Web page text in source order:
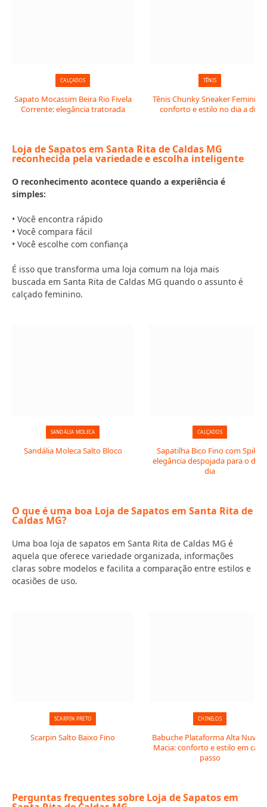
CALÇADOS
Sapato Mocassim Beira Rio Fivela
Corrente: elegância tratorada
TÊNIS
Tênis Chunky Sneaker Feminino:
conforto e estilo no dia a dia
Loja de Sapatos em Santa Rita de Caldas MG
reconhecida pela variedade e escolha inteligente
O reconhecimento acontece quando a experiência é
simples:
• Você encontra rápido
• Você compara fácil
• Você escolhe com confiança
É isso que transforma uma loja comum na loja mais
buscada em Santa Rita de Caldas MG quando o assunto é
calçado feminino.
SANDÁLIA MOLECA
Sandália Moleca Salto Bloco
CALÇADOS
Sapatilha Bico Fino com Spike:
elegância despojada para o dia a
dia
O que é uma boa Loja de Sapatos em Santa Rita de
Caldas MG?
Uma boa loja de sapatos em Santa Rita de Caldas MG é
aquela que oferece variedade organizada, informações
claras sobre modelos e facilita a comparação entre estilos e
ocasiões de uso.
SCARPIN PRETO
Scarpin Salto Baixo Fino
CHINELOS
Babuche Plataforma Alta Nuvem
Macia: conforto e estilo em cada
passo
Perguntas frequentes sobre Loja de Sapatos em